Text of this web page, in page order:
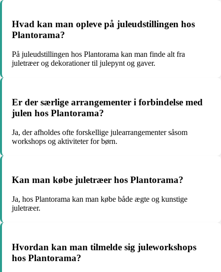
Hvad kan man opleve på juleudstillingen hos
Plantorama?
På juleudstillingen hos Plantorama kan man finde alt fra
juletræer og dekorationer til julepynt og gaver.
Er der særlige arrangementer i forbindelse med
julen hos Plantorama?
Ja, der afholdes ofte forskellige julearrangementer såsom
workshops og aktiviteter for børn.
Kan man købe juletræer hos Plantorama?
Ja, hos Plantorama kan man købe både ægte og kunstige
juletræer.
Hvordan kan man tilmelde sig juleworkshops
hos Plantorama?